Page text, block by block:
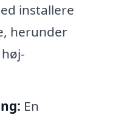
installere
herunder
En